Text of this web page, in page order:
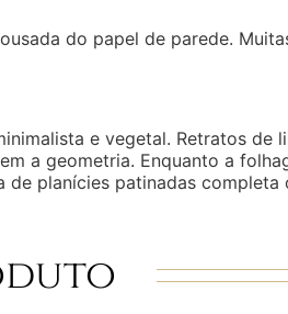
do papel de parede.
e vegetal. Retratos de
a geometria. Enquanto a
planícies patinadas completa